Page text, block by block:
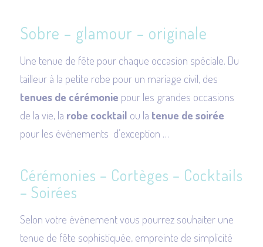
Sobre – glamour – originale
Une tenue de fête pour chaque occasion spéciale. Du
tailleur à la petite robe pour un mariage civil, des
tenues de cérémonie pour les grandes occasions
de la vie, la robe cocktail ou la tenue de soirée
pour les évènements d’exception …
Cérémonies – Cortèges – Cocktails
– Soirées
Selon votre événement vous pourrez souhaiter une
tenue de fête sophistiquée, empreinte de simplicité